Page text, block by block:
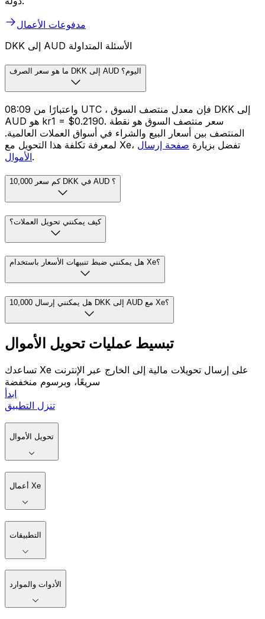
مدفوعات الأعمال
DKK إلى AUD الأسئلة المتداولة
ما هو سعر الصرف DKK إلى AUD اليوم؟
واعتبارًا من 08:09 UTC ، فإن معدل منتصف السوق DKK إلى
AUD هو kr1 = $0.2190. سعر منتصف السوق هو نقطة
المنتصف بين أسعار البيع والشراء في أسواق العملات العالمية.
لمعرفة تكلفة هذا التحويل مع Xe، تفضل بزيارة صفحة إرسال
الأموال.
كم سعر 10,000 DKK في AUD ؟
كيف يمكنني تحويل العملات؟
هل يمكنني ضبط تنبيهات الأسعار باستخدام Xe؟
هل يمكنني إرسال 10,000 DKK إلى AUD مع Xe؟
تبسيط عمليات تحويل الأموال
تساعدك Xe على إرسال تحويلات مالية إلى الخارج عبر الإنترنت
سريعًا، وبرسوم منخفضة
ابدأ
تنزل التطبيق
تحويل الأموال
أعمال Xe
التطبيقات
الأدوات والموارد